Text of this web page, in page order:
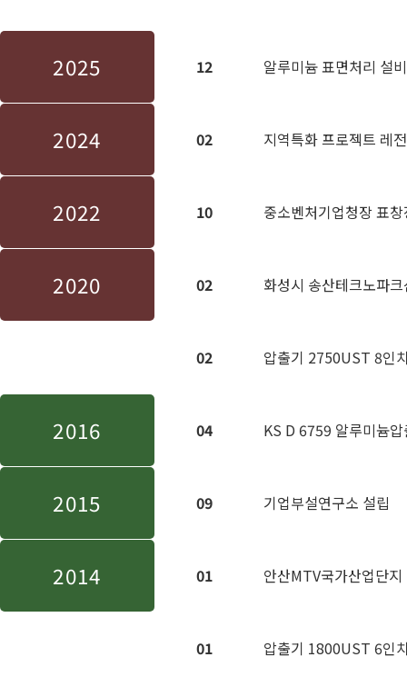
2025 12 알루미늄 표면처리 설
2024 02 지역특화 프로젝트 레
2022 10 중소벤처기업청장 표
2020 02 화성시 송산테크노파
02 압출기 2750UST 8인
2016 04 KS D 6759 알루미늄
2015 09 기업부설연구소 설립
2014 01 안산MTV국가산업단
01 압출기 1800UST 6인